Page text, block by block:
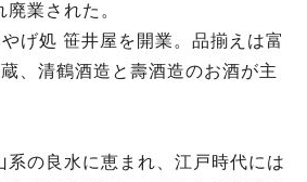
業された。
げ処 笹井屋を開業。品揃えは富
、清鶴酒造と壽酒造のお酒が主
系の良水に恵まれ、江戸時代には